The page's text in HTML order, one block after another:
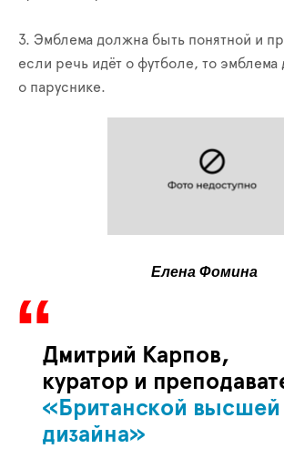
3. Эмблема должна быть понятной и
если речь идёт о футболе, то
о паруснике.
Елена Фомина
Дмитрий Карпов,
куратор и
«Британской
дизайна»